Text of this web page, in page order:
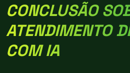
CONCLUSÃO
ATENDIMENTO
COM IA